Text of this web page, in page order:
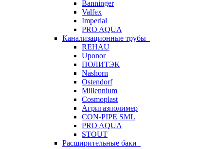
Banninger
Valfex
Imperial
PRO AQUA
Канализационные трубы
REHAU
Uponor
ПОЛИТЭК
Nashorn
Ostendorf
Millennium
Cosmoplast
Агригазполимер
CON-PIPE SML
PRO AQUA
STOUT
Расширительные баки